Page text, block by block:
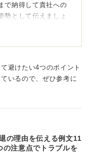
で納得して貴社への
勢として伝えましょ
のない選択をするた
。
って期待をつなご
避けたい4つのポイント
いるので、ぜひ参考に
の理由を伝える例文11
の注意点でトラブルを